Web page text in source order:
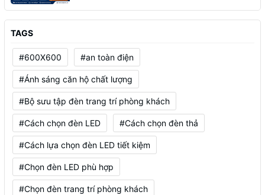
TAGS
#600X600 #an toàn điện
#Ánh sáng căn hộ chất lượng
#Bộ sưu tập đèn trang trí phòng khách
#Cách chọn đèn LED #Cách chọn đèn thả
#Cách lựa chọn đèn LED tiết kiệm
#Chọn đèn LED phù hợp
#Chọn đèn trang trí phòng khách